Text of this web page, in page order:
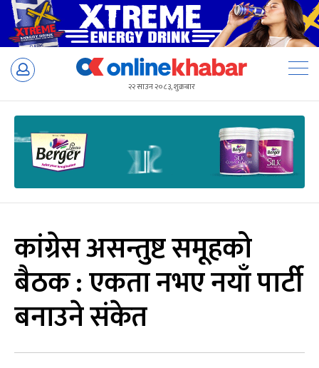
Skip
२२ साउन २०८३, शुक्रबार
कांग्रेस असन्तुष्ट समूहको
बैठक : एकता नभए नयाँ पार्टी
बनाउने संकेत